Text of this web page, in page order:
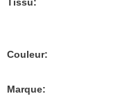
Tissu:
Couleur:
Marque: